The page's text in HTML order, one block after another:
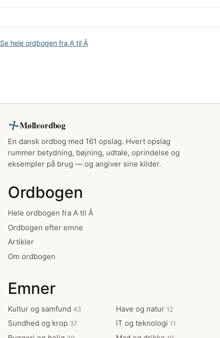
Se hele ordbogen fra A til Å
Mølleordbog
En dansk ordbog med 161 opslag. Hvert opslag
rummer betydning, bøjning, udtale, oprindelse og
eksempler på brug — og angiver sine kilder.
Ordbogen
Hele ordbogen fra A til Å
Ordbogen efter emne
Artikler
Om ordbogen
Emner
Kultur og samfund 43
Sundhed og krop 37
Have og natur 12
IT og teknologi 11